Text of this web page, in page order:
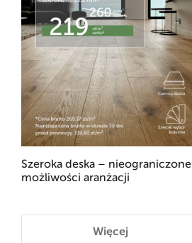
Szeroka deska – nieograniczone
możliwości aranżacji
Więcej